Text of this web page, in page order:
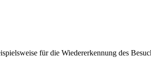
für die Wiedererkennung des